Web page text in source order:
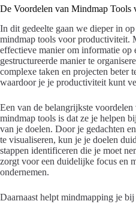
De Voordelen van Mindmap Tools
In dit gedeelte gaan we dieper in
mindmap tools voor productiviteit.
effectieve manier om informatie op
gestructureerde manier te
complexe taken en projecten beter
waardoor je je productiviteit kunt
Een van de belangrijkste
mindmap tools is dat ze je helpen
van je doelen. Door je gedachten
te visualiseren, kun je je doelen
stappen identificeren die je moet
zorgt voor een duidelijke focus en
ondernemen.
Daarnaast helpt mindmapping je